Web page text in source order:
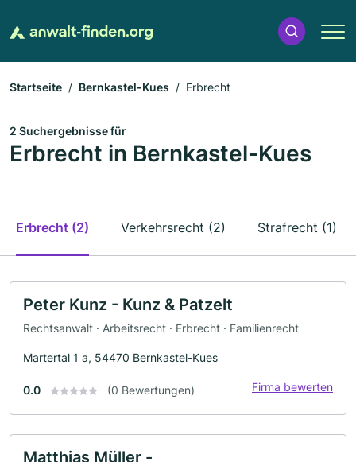
Startseite Bernkastel-Kues Erbrecht
2 Suchergebnisse für
Erbrecht in Bernkastel-Kues
Erbrecht (2) Verkehrsrecht (2) Strafrecht (1)
Peter Kunz - Kunz & Patzelt
Rechtsanwalt · Arbeitsrecht · Erbrecht · Familienrecht
Martertal 1 a, 54470 Bernkastel-Kues
0.0 (0 Bewertungen) Firma bewerten
Matthias Müller -